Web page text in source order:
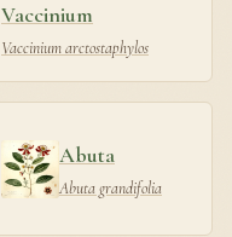
Vaccinium
Vaccinium arctostaphylos
Abuta
Abuta grandifolia